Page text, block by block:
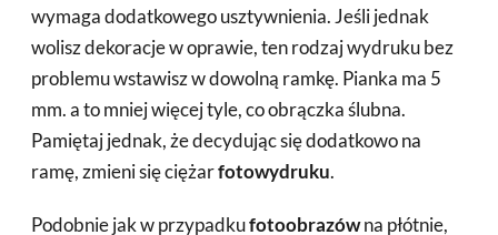
wymaga dodatkowego usztywnienia. Jeśli jednak
wolisz dekoracje w oprawie, ten rodzaj wydruku bez
problemu wstawisz w dowolną ramkę. Pianka ma 5
mm. a to mniej więcej tyle, co obrączka ślubna.
Pamiętaj jednak, że decydując się dodatkowo na
ramę, zmieni się ciężarfotowydruku.
Podobnie jak w przypadkufotoobrazówna płótnie,